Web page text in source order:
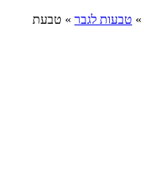
» טבעות לגבר » טבעת